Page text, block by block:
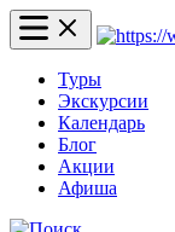
Туры
Экскурсии
Календарь
Блог
Акции
Афиша